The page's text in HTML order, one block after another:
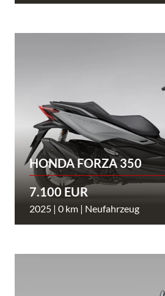
HONDA FORZA 350
7.100 EUR
2025 | 0 km | Neufahrzeug